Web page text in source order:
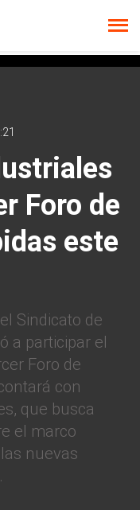
Foro de
este
Sindicato de
a participar el
Foro de
con
que busca
el marco
nuevas